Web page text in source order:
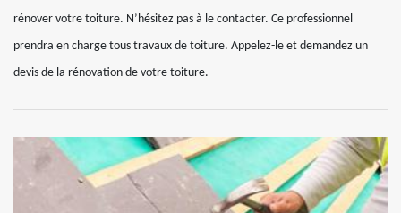
rénover votre toiture. N’hésitez pas à le contacter. Ce professionnel
prendra en charge tous travaux de toiture. Appelez-le et demandez un
devis de la rénovation de votre toiture.